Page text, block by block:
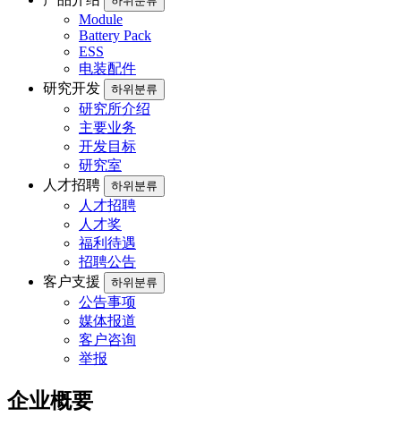
Module
Battery Pack
ESS
电装配件
研究开发
하위분류
研究所介绍
主要业务
开发目标
研究室
人才招聘
하위분류
人才招聘
人才奖
福利待遇
招聘公告
客户支援
하위분류
公告事项
媒体报道
客户咨询
举报
企业概要